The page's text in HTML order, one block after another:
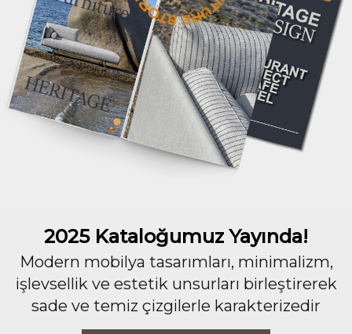
2025 Kataloğumuz Yayında!
Modern mobilya tasarımları, minimalizm,
işlevsellik ve estetik unsurları birleştirerek
sade ve temiz çizgilerle karakterizedir